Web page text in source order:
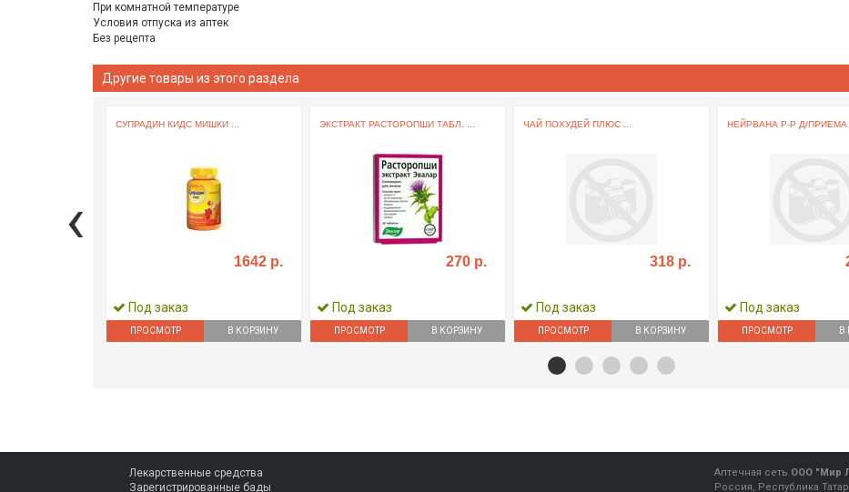
При комнатной температуре
Условия отпуска из аптек
Без рецепта
Другие товары из этого раздела
СУПРАДИН КИДС МИШКИ ...
1642 р.
Под заказ
ПРОСМОТР В КОРЗИНУ
ЭКСТРАКТ РАСТОРОПШИ ТАБЛ. ...
270 р.
Под заказ
ПРОСМОТР В КОРЗИНУ
ЧАЙ ПОХУДЕЙ ПЛЮС ...
318 р.
Под заказ
ПРОСМОТР В КОРЗИНУ
НЕЙРВАНА Р-Р Д/ПРИЕМА
Под заказ
ПРОСМОТР В
‹
Лекарственные средства
Зарегистрированные бады
Аптечная сеть ООО "Мир
Россия, Республика